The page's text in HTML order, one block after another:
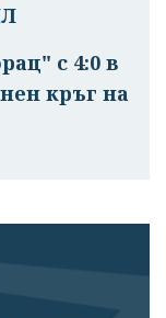
с 4:0 в
кръг на